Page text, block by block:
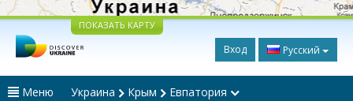
ПОКАЗАТЬ КАРТУ
Вход Русский
Меню Украина Крым Евпатория